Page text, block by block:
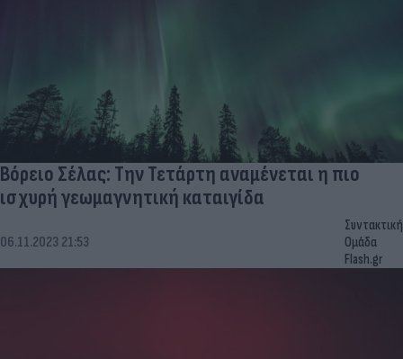
Βόρειο Σέλας: Την Τετάρτη αναμένεται η πιο
ισχυρή γεωμαγνητική καταιγίδα
06.11.2023 21:53
Συντακτική
Ομάδα
Flash.gr